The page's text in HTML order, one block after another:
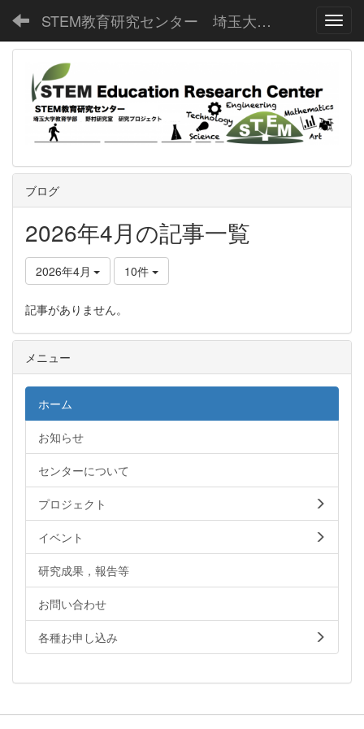
STEM教育研究センター 埼玉大学教育学部野村研究室
ブログ
2026年4月の記事一覧
2026年4月 10件
記事がありません。
メニュー
ホーム
お知らせ
センターについて
プロジェクト
イベント
研究成果，報告等
お問い合わせ
各種お申し込み